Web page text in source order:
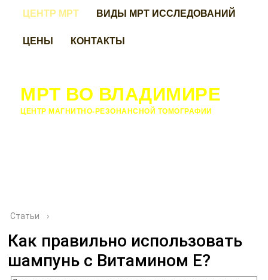
ЦЕНТР МРТ
ВИДЫ МРТ ИССЛЕДОВАНИЙ
ЦЕНЫ
КОНТАКТЫ
МРТ ВО ВЛАДИМИРЕ
ЦЕНТР МАГНИТНО-РЕЗОНАНСНОЙ ТОМОГРАФИИ
Статьи ›
Как правильно использовать
шампунь с Витамином Е?